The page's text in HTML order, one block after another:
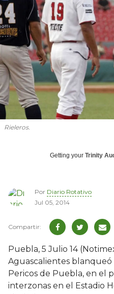
Rieleros.
Getting your Trinity
Por Diario Rotativo
Jul 05, 2014
Puebla, 5 Julio 14
Aguascalientes blanqueó
Pericos de Puebla, en el
interzonas en el Estadio